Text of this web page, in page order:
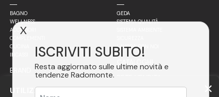
BAGNO
WELLNESS
ACCESSORI
COMPLEMENTI
CUCINA
INCASSI
BRAND
FILOSOFIA
GEDA
SISTEMA QUALITÀ
LAVORA CON NOI
X
ISCRIVITI SUBITO!
Resta aggiornato sulle ultime novità e
tendenze Radomonte.
UTILIZZIAMO COOKIE